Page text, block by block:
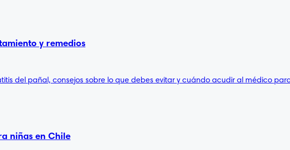
y remedios
del pañal, consejos sobre lo que debes evitar y cuándo acudir al médico
niñas en Chile